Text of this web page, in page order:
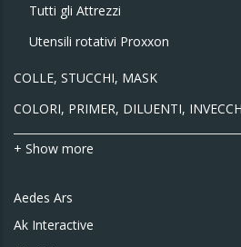
Tutti gli Attrezzi
Utensili rotativi Proxxon
COLLE, STUCCHI, MASK
COLORI, PRIMER, DILUENTI,
+ Show more
Aedes Ars
Ak Interactive